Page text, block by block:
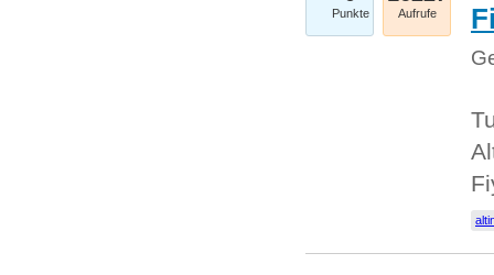
Punkte Aufrufe